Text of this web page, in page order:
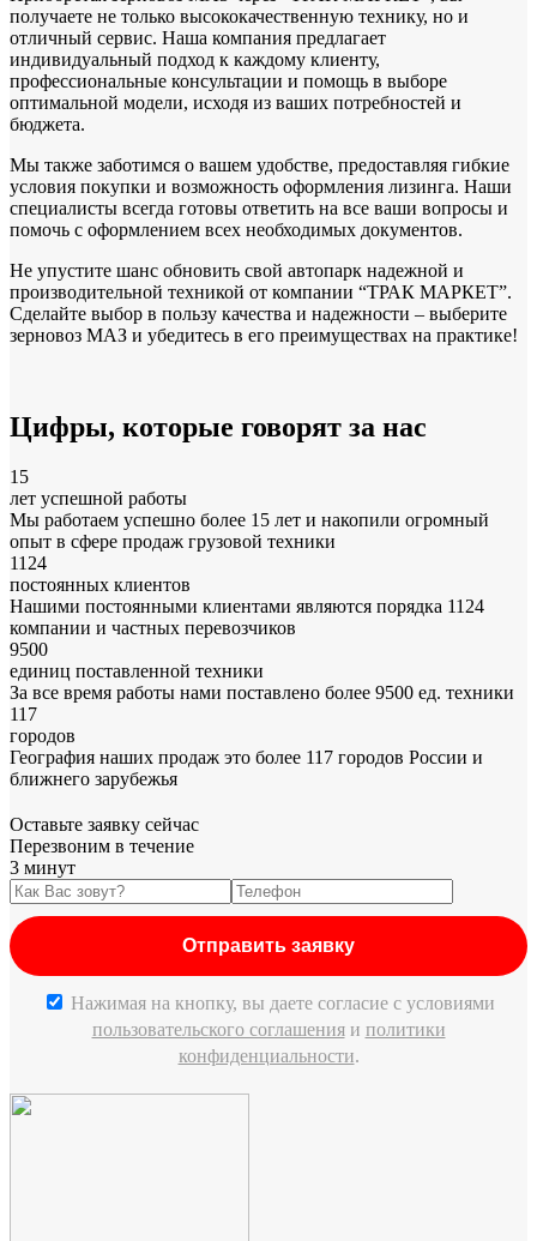
получаете не только высококачественную технику, но и
отличный сервис. Наша компания предлагает
индивидуальный подход к каждому клиенту,
профессиональные консультации и помощь в выборе
оптимальной модели, исходя из ваших потребностей и
бюджета.
Мы также заботимся о вашем удобстве, предоставляя гибкие
условия покупки и возможность оформления лизинга. Наши
специалисты всегда готовы ответить на все ваши вопросы и
помочь с оформлением всех необходимых документов.
Не упустите шанс обновить свой автопарк надежной и
производительной техникой от компании “ТРАК МАРКЕТ”.
Сделайте выбор в пользу качества и надежности – выберите
зерновоз МАЗ и убедитесь в его преимуществах на практике!
Цифры, которые говорят за нас
15
лет успешной работы
Мы работаем успешно более 15 лет и накопили огромный
опыт в сфере продаж грузовой техники
1124
постоянных клиентов
Нашими постоянными клиентами являются порядка 1124
компании и частных перевозчиков
9500
единиц поставленной техники
За все время работы нами поставлено более 9500 ед. техники
117
городов
География наших продаж это более 117 городов России и
ближнего зарубежья
Оставьте заявку сейчас
Перезвоним в течение
3 минут
Нажимая на кнопку, вы даете согласие c условиями
пользовательского соглашенияи политики
конфиденциальности.